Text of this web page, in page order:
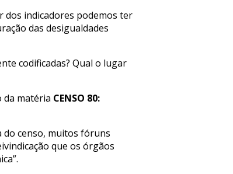
dos indicadores podemos ter
das desigualdades
codificadas? Qual o lugar
da matéria CENSO 80:
do censo, muitos fóruns
que os órgãos